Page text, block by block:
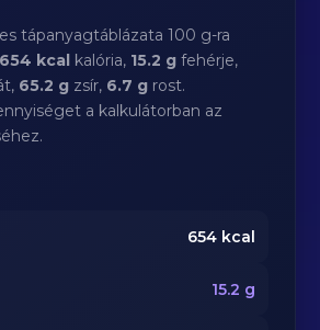
tápanyagtáblázata 100 g-ra
654 kcal kalória, 15.2 g fehérje,
65.2 g zsír, 6.7 g rost.
a kalkulátorban az
654kcal
15.2 g